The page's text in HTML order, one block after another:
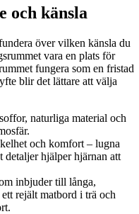
och känsla
över vilken känsla du
vara en plats för
fungera som en fristad
blir det lättare att välja
naturliga material och
och komfort – lugna
hjälper hjärnan att
inbjuder till långa,
rejält matbord i trä och